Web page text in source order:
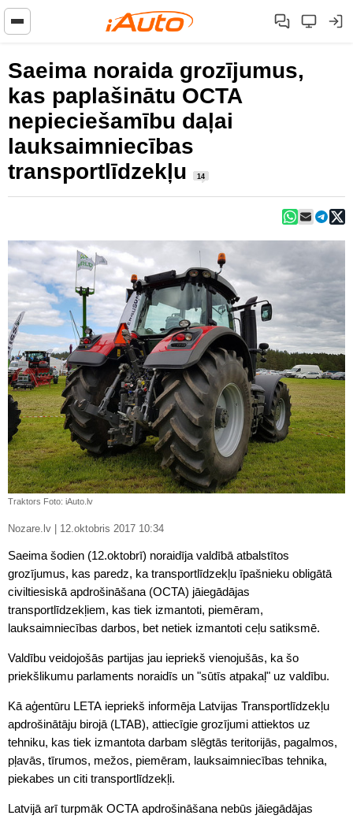
Saeima noraida grozījumus,
kas paplašinātu OCTA
nepieciešamību daļai
lauksaimniecības
transportlīdzekļu
14
Traktors Foto: iAuto.lv
Nozare.lv | 12.oktobris 2017 10:34
Saeima šodien (12.oktobrī) noraidīja valdībā atbalstītos
grozījumus, kas paredz, ka transportlīdzekļu īpašnieku obligātā
civiltiesiskā apdrošināšana (OCTA) jāiegādājas
transportlīdzekļiem, kas tiek izmantoti, piemēram,
lauksaimniecības darbos, bet netiek izmantoti ceļu satiksmē.
Valdību veidojošās partijas jau iepriekš vienojušās, ka šo
priekšlikumu parlaments noraidīs un "sūtīs atpakaļ" uz valdību.
Kā aģentūru LETA iepriekš informēja Latvijas Transportlīdzekļu
apdrošinātāju birojā (LTAB), attiecīgie grozījumi attiektos uz
tehniku, kas tiek izmantota darbam slēgtās teritorijās, pagalmos,
pļavās, tīrumos, mežos, piemēram, lauksaimniecības tehnika,
piekabes un citi transportlīdzekļi.
Latvijā arī turpmāk OCTA apdrošināšana nebūs jāiegādājas